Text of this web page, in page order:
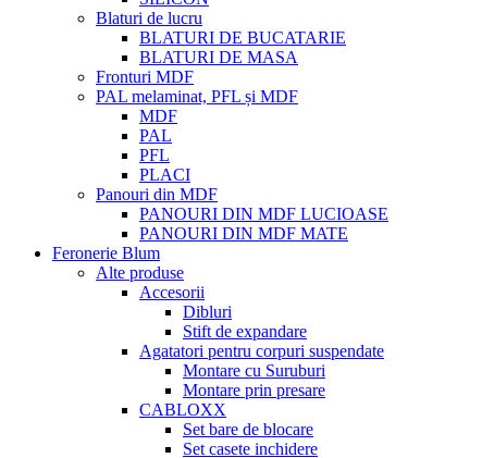
Blaturi de lucru
BLATURI DE BUCATARIE
BLATURI DE MASA
Fronturi MDF
PAL melaminat, PFL și MDF
MDF
PAL
PFL
PLACI
Panouri din MDF
PANOURI DIN MDF LUCIOASE
PANOURI DIN MDF MATE
Feronerie Blum
Alte produse
Accesorii
Dibluri
Stift de expandare
Agatatori pentru corpuri suspendate
Montare cu Suruburi
Montare prin presare
CABLOXX
Set bare de blocare
Set casete inchidere